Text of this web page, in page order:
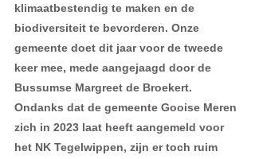
klimaatbestendig te maken en de
biodiversiteit te bevorderen. Onze
gemeente doet dit jaar voor de tweede
keer mee, mede aangejaagd door de
Bussumse Margreet de Broekert.
Ondanks dat de gemeente Gooise Meren
zich in 2023 laat heeft aangemeld voor
het NK Tegelwippen, zijn er toch ruim